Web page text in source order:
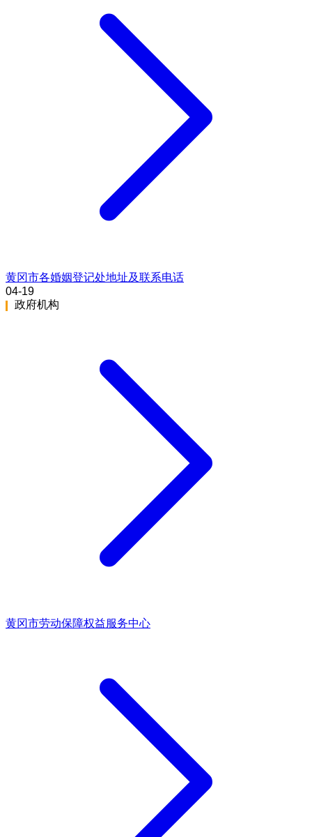
黄冈市各婚姻登记处地址及联系电话
04-19
政府机构
黄冈市劳动保障权益服务中心